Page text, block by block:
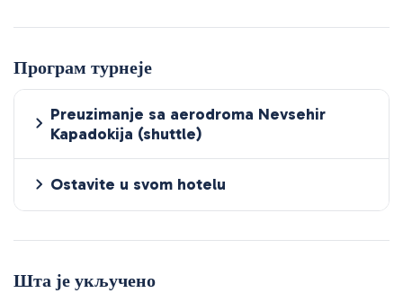
Програм турнеје
Preuzimanje sa aerodroma Nevsehir
Kapadokija (shuttle)
Ostavite u svom hotelu
Шта је укључено